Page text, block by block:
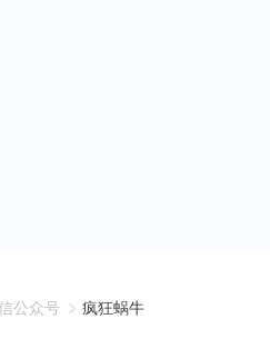
公众号 疯狂蜗牛